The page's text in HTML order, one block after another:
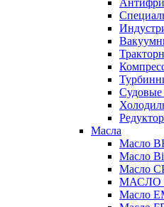
Судовые
Масла
Масло
Масло
Масло
МАСЛО
Масло